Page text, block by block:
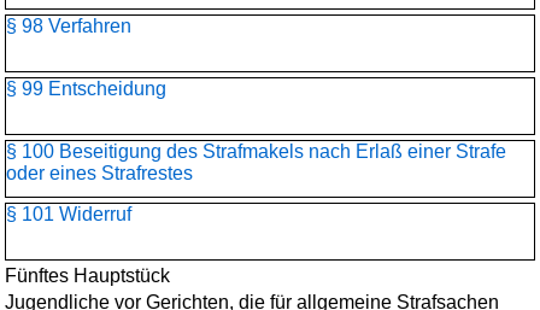
§ 98 Verfahren
§ 99 Entscheidung
§ 100 Beseitigung des Strafmakels nach Erlaß einer Strafe
oder eines Strafrestes
§ 101 Widerruf
Fünftes Hauptstück
Jugendliche vor Gerichten, die für allgemeine Strafsachen